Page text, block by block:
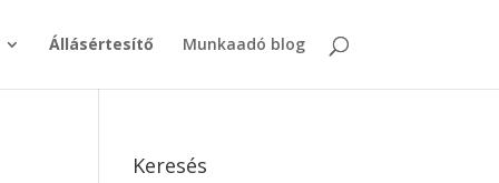
Állásértesítő Munkaadó blog
Keresés